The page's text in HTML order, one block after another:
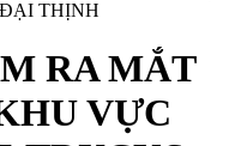
THỊNH
RA MẮT
VỰC